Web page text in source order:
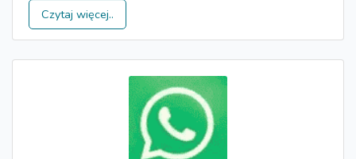
Czytaj więcej..